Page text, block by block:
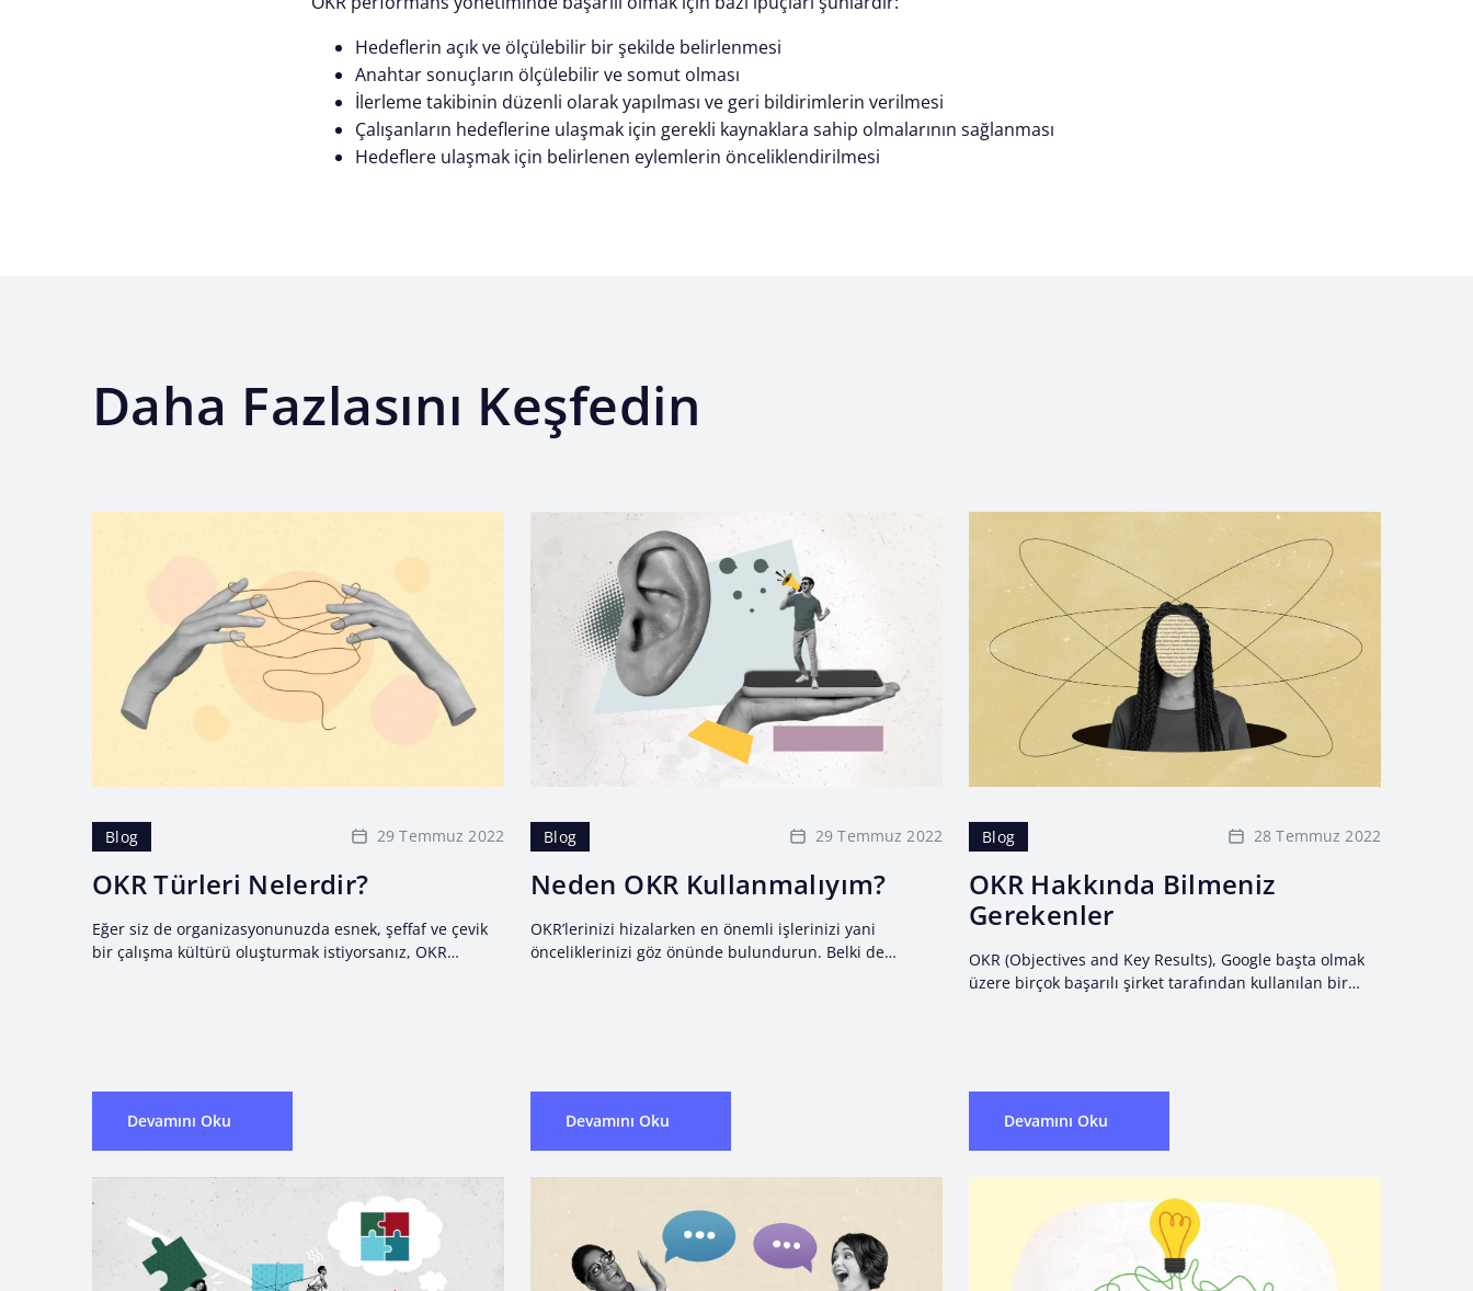
Hedeflerin açık ve ölçülebilir bir şekilde belirlenmesi
Anahtar sonuçların ölçülebilir ve somut olması
İlerleme takibinin düzenli olarak yapılması ve geri bildirimlerin verilmesi
Çalışanların hedeflerine ulaşmak için gerekli kaynaklara sahip olmalarının sağlanması
Hedeflere ulaşmak için belirlenen eylemlerin önceliklendirilmesi
Daha Fazlasını Keşfedin
Blog 29 Temmuz 2022
OKR Türleri Nelerdir?
Eğer siz de organizasyonunuzda esnek, şeffaf ve çevik
bir çalışma kültürü oluşturmak istiyorsanız, OKR
Devamını Oku
Blog 29 Temmuz 2022
Neden OKR Kullanmalıyım?
OKR’lerinizi hizalarken en önemli işlerinizi yani
önceliklerinizi göz önünde bulundurun. Belki de
Devamını Oku
Blog 28 Temmuz 2022
OKR Hakkında Bilmeniz
Gerekenler
OKR (Objectives and Key Results), Google başta olmak
üzere birçok başarılı şirket tarafından kullanılan bir
Devamını Oku